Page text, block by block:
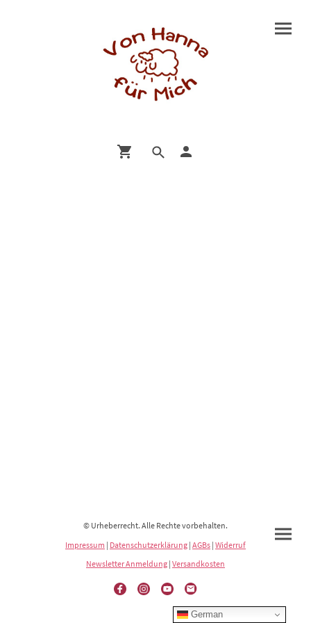
© Urheberrecht. Alle Rechte vorbehalten.
Impressum | Datenschutzerklärung | AGBs | Widerruf
Newsletter Anmeldung | Versandkosten
German